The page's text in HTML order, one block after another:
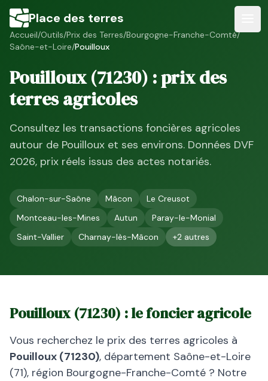
Place des terres
Accueil/Outils/Prix des Terres/Bourgogne-Franche-Comté/
Saône-et-Loire/Pouilloux
Pouilloux(71230) : prix des
terres agricoles
Consultez les transactions foncières agricoles
autour de Pouilloux et ses environs. Données DVF
2026, prix réels issus des actes notariés.
Chalon-sur-Saône Mâcon
Le Creusot
Montceau-les-Mines
Autun
Paray-le-Monial
Saint-Vallier
Charnay-lès-Mâcon +2 autres
Pouilloux(71230) : le foncier agricole
Vous recherchez le prix des terres agricoles à
Pouilloux (71230), département Saône-et-Loire
(71), région Bourgogne-Franche-Comté ? Notre